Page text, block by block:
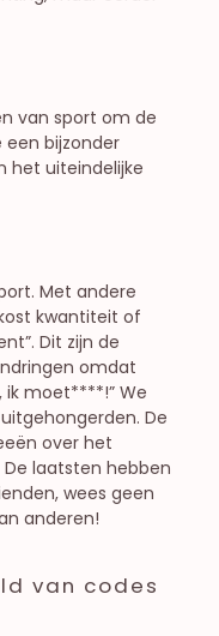
van sport om de
een bijzonder
het uiteindelijke
Met andere
kwantiteit of
Dit zijn de
omdat
ik moet****!” We
De
over het
laatsten hebben
wees geen
anderen!
van codes